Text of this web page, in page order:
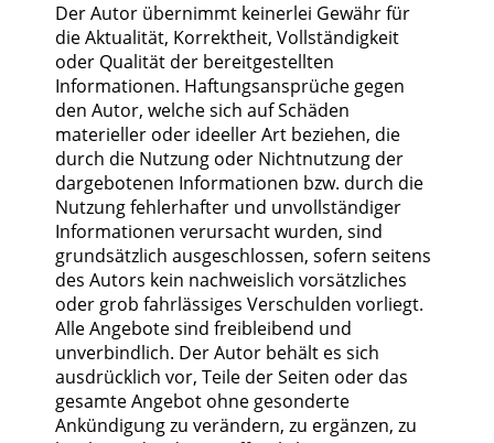
Der Autor übernimmt keinerlei Gewähr für
die Aktualität, Korrektheit, Vollständigkeit
oder Qualität der bereitgestellten
Informationen. Haftungsansprüche gegen
den Autor, welche sich auf Schäden
materieller oder ideeller Art beziehen, die
durch die Nutzung oder Nichtnutzung der
dargebotenen Informationen bzw. durch die
Nutzung fehlerhafter und unvollständiger
Informationen verursacht wurden, sind
grundsätzlich ausgeschlossen, sofern seitens
des Autors kein nachweislich vorsätzliches
oder grob fahrlässiges Verschulden vorliegt.
Alle Angebote sind freibleibend und
unverbindlich. Der Autor behält es sich
ausdrücklich vor, Teile der Seiten oder das
gesamte Angebot ohne gesonderte
Ankündigung zu verändern, zu ergänzen, zu